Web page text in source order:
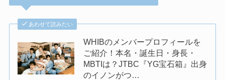
あわせて読みたい
WHIBのメンバープロフィールを
ご紹介！本名・誕生日・身長・
MBTIは？JTBC『YG宝石箱』出身
のイノンがつ…